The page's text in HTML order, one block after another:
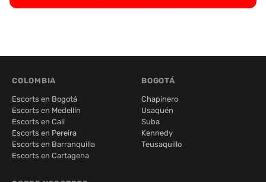
COLOMBIA
Escorts en Bogotá
Escorts en Medellín
Escorts en Cali
Escorts en Pereira
Escorts en Barranquilla
Escorts en Cartagena
BOGOTÁ
Chapinero
Usaquén
Suba
Kennedy
Teusaquillo